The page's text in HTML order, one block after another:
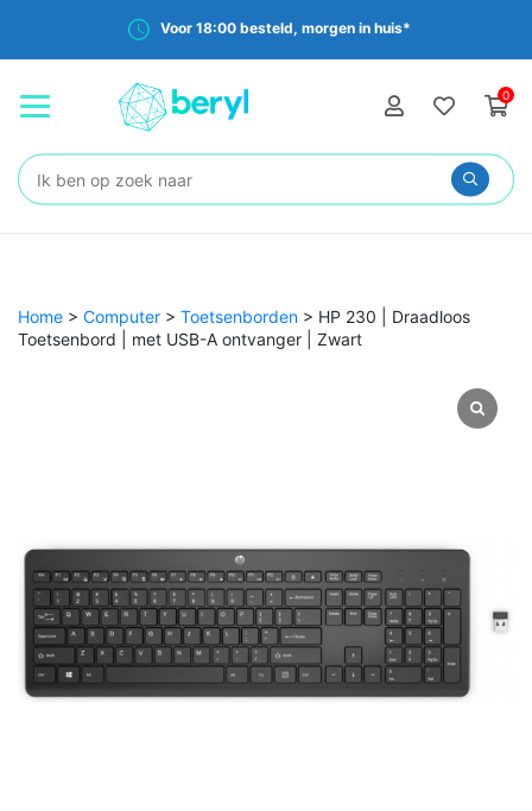
Voor 18:00 besteld, morgen in huis*
0
Zoeken:
Home > Computer > Toetsenborden > HP 230 | Draadloos
Toetsenbord | met USB-A ontvanger | Zwart